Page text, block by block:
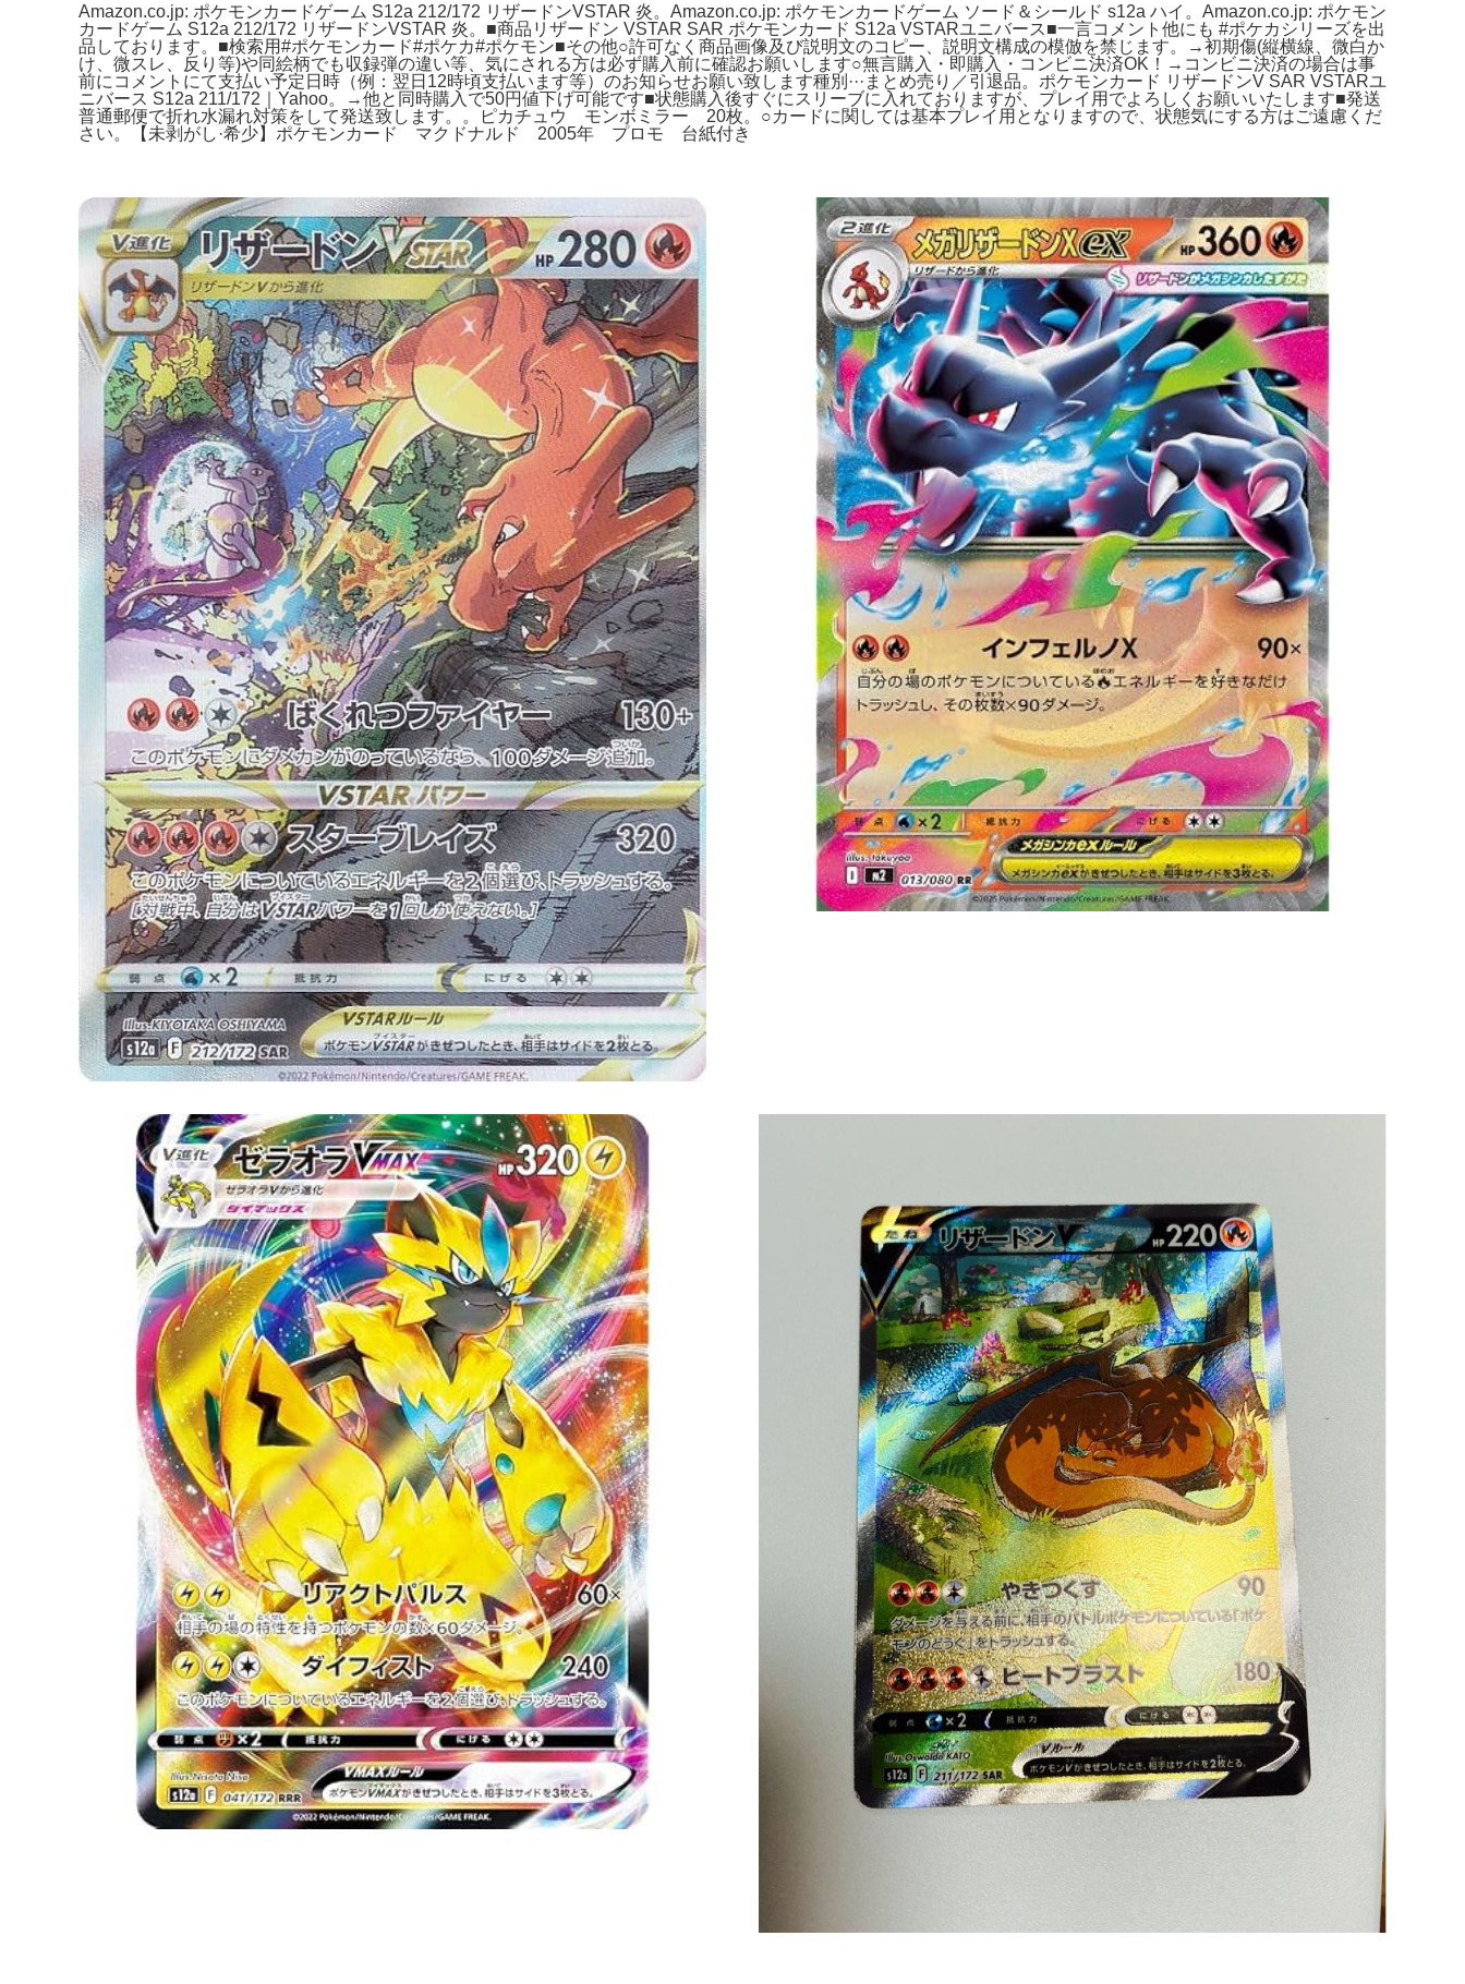
Amazon.co.jp: ポケモンカードゲーム S12a 212/172 リザードンVSTAR 炎。Amazon.co.jp: ポケモンカードゲーム ソード＆シールド s12a ハイ。Amazon.co.jp: ポケモン
カードゲーム S12a 212/172 リザードンVSTAR 炎。■商品リザードン VSTAR SAR ポケモンカード S12a VSTARユニバース■一言コメント他にも #ポケカシリーズを出
品しております。■検索用#ポケモンカード#ポケカ#ポケモン■その他○許可なく商品画像及び説明文のコピー、説明文構成の模倣を禁じます。→初期傷(縦横線、微白か
け、微スレ、反り等)や同絵柄でも収録弾の違い等、気にされる方は必ず購入前に確認お願いします○無言購入・即購入・コンビニ決済OK！→コンビニ決済の場合は事
前にコメントにて支払い予定日時（例：翌日12時頃支払います等）のお知らせお願い致します種別···まとめ売り／引退品。ポケモンカード リザードンV SAR VSTARユ
ニバース S12a 211/172｜Yahoo。→他と同時購入で50円値下げ可能です■状態購入後すぐにスリーブに入れておりますが、プレイ用でよろしくお願いいたします■発送
普通郵便で折れ水漏れ対策をして発送致します。。ピカチュウ モンボミラー 20枚。○カードに関しては基本プレイ用となりますので、状態気にする方はご遠慮くだ
さい。【未剥がし·希少】ポケモンカード マクドナルド 2005年 プロモ 台紙付き